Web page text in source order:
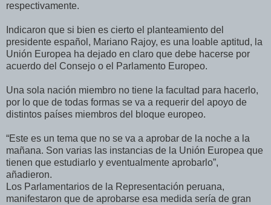
respectivamente.
Indicaron que si bien es cierto el planteamiento del
presidente español, Mariano Rajoy, es una loable aptitud, la
Unión Europea ha dejado en claro que debe hacerse por
acuerdo del Consejo o el Parlamento Europeo.
Una sola nación miembro no tiene la facultad para hacerlo,
por lo que de todas formas se va a requerir del apoyo de
distintos países miembros del bloque europeo.
“Este es un tema que no se va a aprobar de la noche a la
mañana. Son varias las instancias de la Unión Europea que
tienen que estudiarlo y eventualmente aprobarlo”,
añadieron.
Los Parlamentarios de la Representación peruana,
manifestaron que de aprobarse esa medida sería de gran